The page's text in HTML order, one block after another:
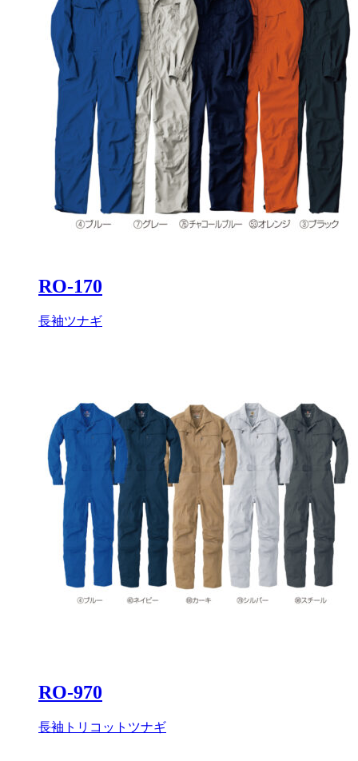
RO-170
長袖ツナギ
RO-970
長袖トリコットツナギ